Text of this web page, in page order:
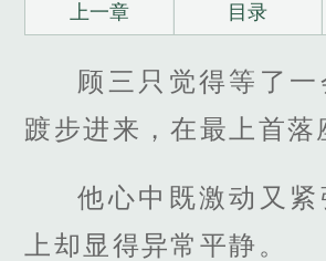
上一章 目录
顾三只觉得等了一
踱步进来，在最上首落
他心中既激动又紧
上却显得异常平静。